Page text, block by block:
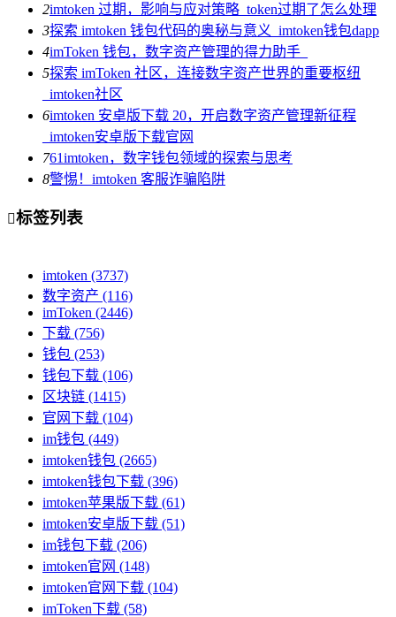
2imtoken 过期，影响与应对策略_token过期了怎么处理
3探索 imtoken 钱包代码的奥秘与意义_imtoken钱包dapp
4imToken 钱包，数字资产管理的得力助手_
5探索 imToken 社区，连接数字资产世界的重要枢纽
_imtoken社区
6imtoken 安卓版下载 20，开启数字资产管理新征程
_imtoken安卓版下载官网
761imtoken，数字钱包领域的探索与思考
8警惕！imtoken 客服诈骗陷阱
标签列表
imtoken (3737)
数字资产 (116)
imToken (2446)
下载 (756)
钱包 (253)
钱包下载 (106)
区块链 (1415)
官网下载 (104)
im钱包 (449)
imtoken钱包 (2665)
imtoken钱包下载 (396)
imtoken苹果版下载 (61)
imtoken安卓版下载 (51)
im钱包下载 (206)
imtoken官网 (148)
imtoken官网下载 (104)
imToken下载 (58)